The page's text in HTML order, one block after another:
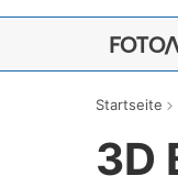
FOTO/
Startseite
3D